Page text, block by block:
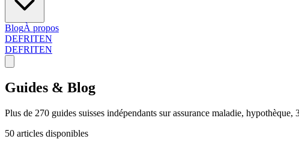
BlogÀ propos
DEFRITEN
DEFRITEN
Guides & Blog
Plus de 270 guides suisses indépendants sur assurance maladie,
50 articles disponibles